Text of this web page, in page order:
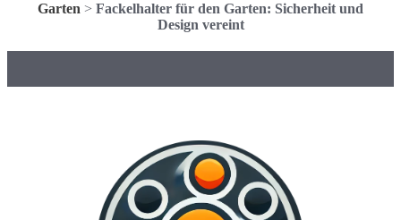
Garten > Fackelhalter für den Garten: Sicherheit und
Design vereint